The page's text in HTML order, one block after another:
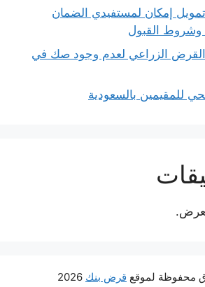
إمكان لمستفيدي الضمان
وشروط القبول
الزراعي لعدم وجود صك في
للمقيمين بالسعودية
محفوظة لموقع قرض بنك